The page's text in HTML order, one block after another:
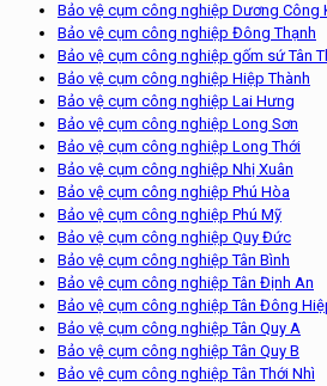
Bảo vệ cụm công nghiệp Dương Công
Bảo vệ cụm công nghiệp Đông Thạnh
Bảo vệ cụm công nghiệp gốm sứ Tân
Bảo vệ cụm công nghiệp Hiệp Thành
Bảo vệ cụm công nghiệp Lai Hưng
Bảo vệ cụm công nghiệp Long Sơn
Bảo vệ cụm công nghiệp Long Thới
Bảo vệ cụm công nghiệp Nhị Xuân
Bảo vệ cụm công nghiệp Phú Hòa
Bảo vệ cụm công nghiệp Phú Mỹ
Bảo vệ cụm công nghiệp Quy Đức
Bảo vệ cụm công nghiệp Tân Bình
Bảo vệ cụm công nghiệp Tân Định An
Bảo vệ cụm công nghiệp Tân Đông
Bảo vệ cụm công nghiệp Tân Quy A
Bảo vệ cụm công nghiệp Tân Quy B
Bảo vệ cụm công nghiệp Tân Thới Nhì